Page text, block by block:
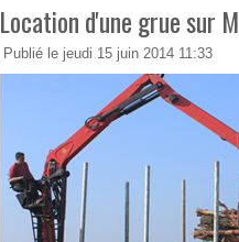
Location d'une grue sur
Publié le jeudi 15 juin 2014 11:33